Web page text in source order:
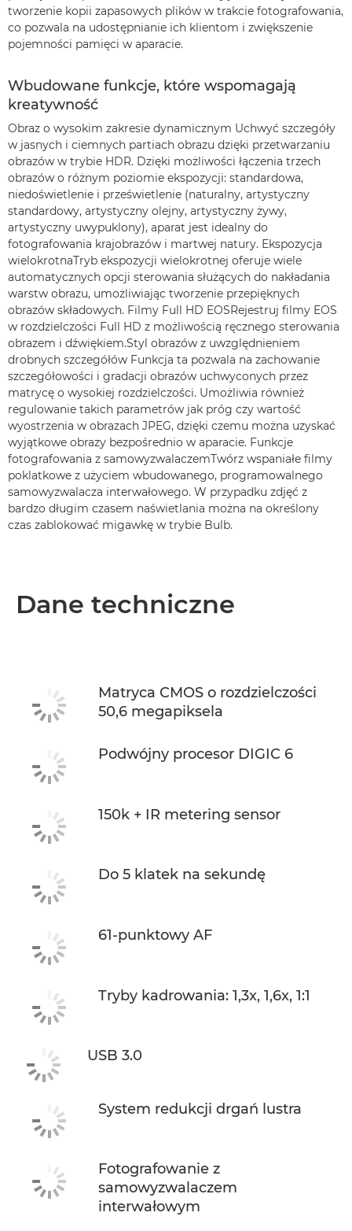
tworzenie kopii zapasowych plików w trakcie fotografowania,
co pozwala na udostępnianie ich klientom i zwiększenie
pojemności pamięci w aparacie.
Wbudowane funkcje, które wspomagają
kreatywność
Obraz o wysokim zakresie dynamicznym Uchwyć szczegóły
w jasnych i ciemnych partiach obrazu dzięki przetwarzaniu
obrazów w trybie HDR. Dzięki możliwości łączenia trzech
obrazów o różnym poziomie ekspozycji: standardowa,
niedoświetlenie i prześwietlenie (naturalny, artystyczny
standardowy, artystyczny olejny, artystyczny żywy,
artystyczny uwypuklony), aparat jest idealny do
fotografowania krajobrazów i martwej natury. Ekspozycja
wielokrotnaTryb ekspozycji wielokrotnej oferuje wiele
automatycznych opcji sterowania służących do nakładania
warstw obrazu, umożliwiając tworzenie przepięknych
obrazów składowych. Filmy Full HD EOSRejestruj filmy EOS
w rozdzielczości Full HD z możliwością ręcznego sterowania
obrazem i dźwiękiem.Styl obrazów z uwzględnieniem
drobnych szczegółów Funkcja ta pozwala na zachowanie
szczegółowości i gradacji obrazów uchwyconych przez
matrycę o wysokiej rozdzielczości. Umożliwia również
regulowanie takich parametrów jak próg czy wartość
wyostrzenia w obrazach JPEG, dzięki czemu można uzyskać
wyjątkowe obrazy bezpośrednio w aparacie. Funkcje
fotografowania z samowyzwalaczemTwórz wspaniałe filmy
poklatkowe z użyciem wbudowanego, programowalnego
samowyzwalacza interwałowego. W przypadku zdjęć z
bardzo długim czasem naświetlania można na określony
czas zablokować migawkę w trybie Bulb.
Dane techniczne
Matryca CMOS o rozdzielczości
50,6 megapiksela
Podwójny procesor DIGIC 6
150k + IR metering sensor
Do 5 klatek na sekundę
61-punktowy AF
Tryby kadrowania: 1,3x, 1,6x, 1:1
USB 3.0
System redukcji drgań lustra
Fotografowanie z
samowyzwalaczem
interwałowym